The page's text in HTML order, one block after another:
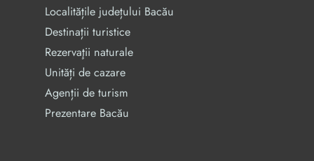
Localitățile județului Bacău
Destinații turistice
Rezervaţii naturale
Unități de cazare
Agenții de turism
Prezentare Bacău